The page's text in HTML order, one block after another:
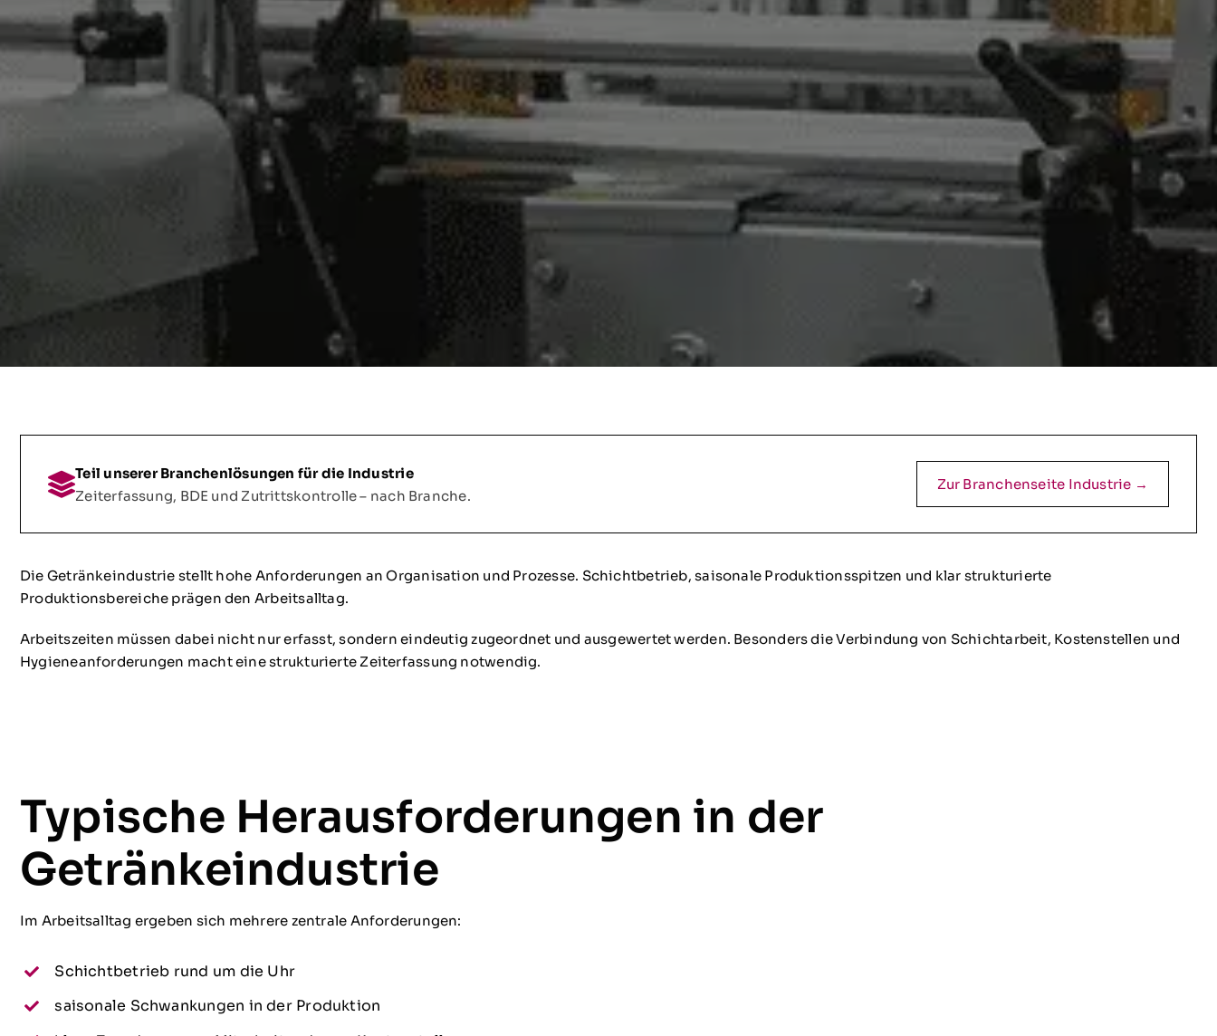
Teil unserer Branchenlösungen für die Industrie
Zeiterfassung, BDE und Zutrittskontrolle – nach Branche.
Zur Branchenseite Industrie →
Die Getränkeindustrie stellt hohe Anforderungen an Organisation und Prozesse. Schichtbetrieb, saisonale Produktionsspitzen und klar strukturierte
Produktionsbereiche prägen den Arbeitsalltag.
Arbeitszeiten müssen dabei nicht nur erfasst, sondern eindeutig zugeordnet und ausgewertet werden. Besonders die Verbindung von Schichtarbeit, Kostenstellen und
Hygieneanforderungen macht eine strukturierte Zeiterfassung notwendig.
Typische Herausforderungen in der
Getränkeindustrie
Im Arbeitsalltag ergeben sich mehrere zentrale Anforderungen:
Schichtbetrieb rund um die Uhr
saisonale Schwankungen in der Produktion